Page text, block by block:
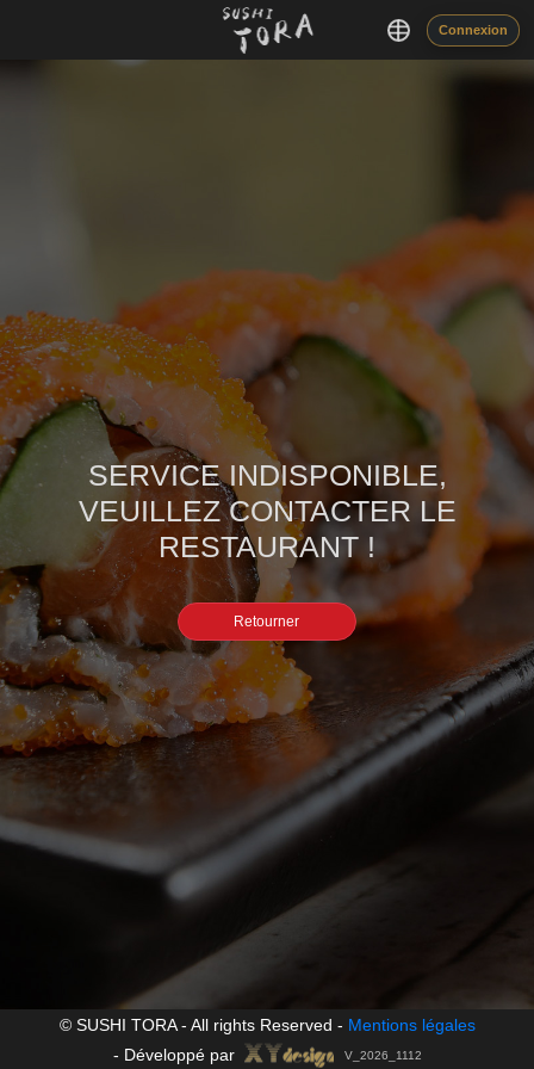
Connexion
SERVICE INDISPONIBLE,
VEUILLEZ CONTACTER LE
RESTAURANT !
Retourner
© SUSHI TORA - All rights Reserved - Mentions légales
- Développé par V_2026_1112